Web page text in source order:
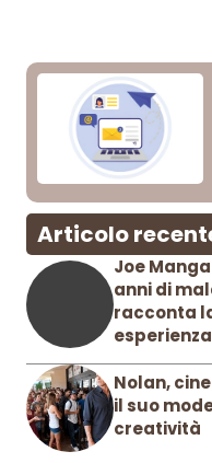
Articolo
Joe
anni di
racconta
esperienza
Nolan,
il suo
creatività